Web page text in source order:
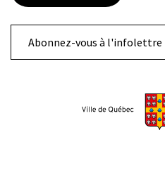
Abonnez-vous à l'infolettre